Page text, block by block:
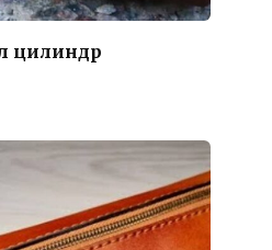
цилиндр